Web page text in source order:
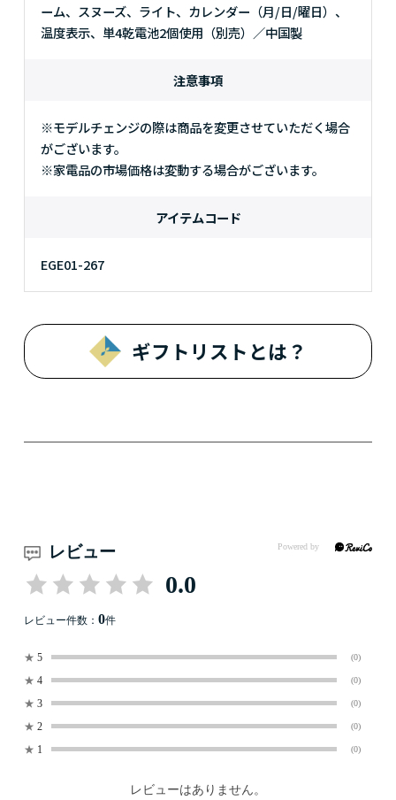
ーム、スヌーズ、ライト、カレンダー（月/日/曜日）、
温度表示、単4乾電池2個使用（別売）／中国製
注意事項
※モデルチェンジの際は商品を変更させていただく場合
がございます。
※家電品の市場価格は変動する場合がございます。
アイテムコード
EGE01-267
ギフトリストとは？
レビュー
0.0
レビュー件数： 0件
★ 5 (0)
★ 4 (0)
★ 3 (0)
★ 2 (0)
★ 1 (0)
レビューはありません。